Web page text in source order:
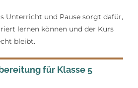
Unterricht und Pause sorgt dafür,
lernen können und der Kurs
bleibt.
für Klasse 5